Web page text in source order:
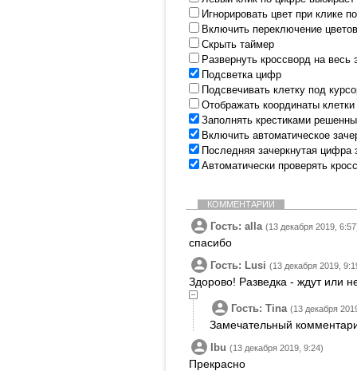
Игнорировать цвет при клике
Включить переключение
Скрыть таймер
Развернуть кроссворд на
Подсветка цифр
Подсвечивать клетку под
Отображать координаты
Заполнять крестиками
Включить автоматическое
Последняя зачеркнутая цифра
Автоматически проверять
КОММЕНТАРИИ
Гость: alla (13 декабря 2019,
спасибо
Гость: Lusi (13 декабря 2019,
Здорово! Разведка - ждут или
Гость: Tina (13 декабря
Замечательный
Ibu (13 декабря 2019, 9:24)
Прекрасно